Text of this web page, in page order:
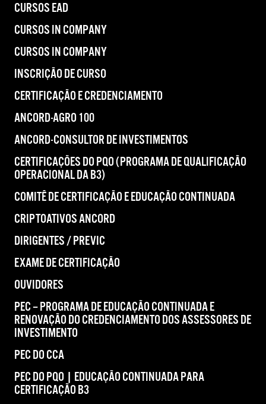
CURSOS EAD
CURSOS IN COMPANY
CURSOS IN COMPANY
INSCRIÇÃO DE CURSO
CERTIFICAÇÃO E CREDENCIAMENTO
ANCORD-AGRO 100
ANCORD-CONSULTOR DE INVESTIMENTOS
CERTIFICAÇÕES DO PQO (PROGRAMA DE QUALIFICAÇÃO
OPERACIONAL DA B3)
COMITÊ DE CERTIFICAÇÃO E EDUCAÇÃO CONTINUADA
CRIPTOATIVOS ANCORD
DIRIGENTES / PREVIC
EXAME DE CERTIFICAÇÃO
OUVIDORES
PEC – PROGRAMA DE EDUCAÇÃO CONTINUADA E
RENOVAÇÃO DO CREDENCIAMENTO DOS ASSESSORES DE
INVESTIMENTO
PEC DO CCA
PEC DO PQO | EDUCAÇÃO CONTINUADA PARA
CERTIFICAÇÃO B3